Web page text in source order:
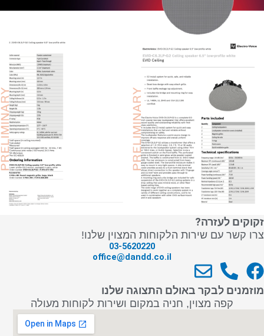
זקוקים לעזרה?
צרו קשר עם שירות הלקוחות המצוין שלנו!
03-5620220
office@dandd.co.il
F
a
P
h
o
E
n
v
מוזמנים לבקר באולם התצוגה שלנו
קפה מצוין, חניה במקום ושירות לקוחות מעולה